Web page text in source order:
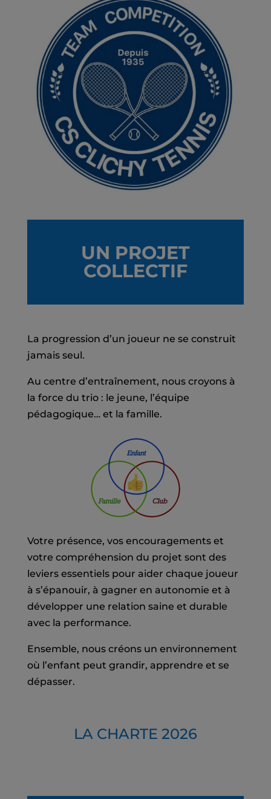
UN PROJET
COLLECTIF
La progression d’un joueur ne se construit
jamais seul.
Au centre d’entraînement, nous croyons à
la force du trio : le jeune, l’équipe
pédagogique… et la famille.
Votre présence, vos encouragements et
votre compréhension du projet sont des
leviers essentiels pour aider chaque joueur
à s’épanouir, à gagner en autonomie et à
développer une relation saine et durable
avec la performance.
Ensemble, nous créons un environnement
où l’enfant peut grandir, apprendre et se
dépasser.
LA CHARTE 2026